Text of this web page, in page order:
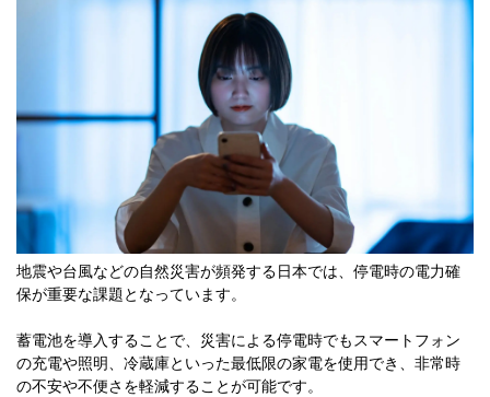
地震や台風などの自然災害が頻発する日本では、停電時の電力確
保が重要な課題となっています。
蓄電池を導入することで、災害による停電時でもスマートフォン
の充電や照明、冷蔵庫といった最低限の家電を使用でき、非常時
の不安や不便さを軽減することが可能です。